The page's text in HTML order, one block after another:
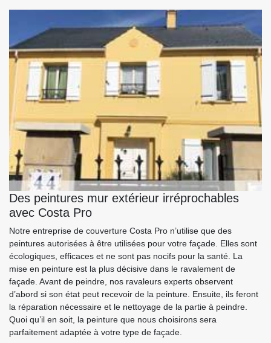
Des peintures mur extérieur irréprochables
avec Costa Pro
Notre entreprise de couverture Costa Pro n’utilise que des
peintures autorisées à être utilisées pour votre façade. Elles sont
écologiques, efficaces et ne sont pas nocifs pour la santé. La
mise en peinture est la plus décisive dans le ravalement de
façade. Avant de peindre, nos ravaleurs experts observent
d’abord si son état peut recevoir de la peinture. Ensuite, ils feront
la réparation nécessaire et le nettoyage de la partie à peindre.
Quoi qu’il en soit, la peinture que nous choisirons sera
parfaitement adaptée à votre type de façade.